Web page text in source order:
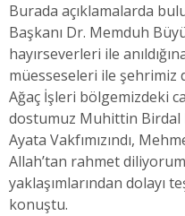
Burada açıklamalarda
Başkanı Dr. Memduh
hayırseverleri ile
müesseseleri ile şehrimiz
Ağaç İşleri bölgemizdeki
dostumuz Muhittin Birdal
Ayata Vakfımızındı,
Allah’tan rahmet
yaklaşımlarından dolayı
konuştu.